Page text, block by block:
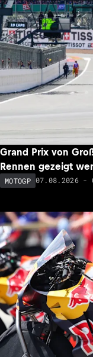
Grand Prix von
Rennen gezeigt
MOTOGP 07.08.2026 -